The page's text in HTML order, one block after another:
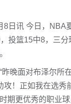
8日讯 今日，NBA
投篮15中8，三
昨晚面对布泽尔所
攻！正如我在选秀
期更优秀的职业球